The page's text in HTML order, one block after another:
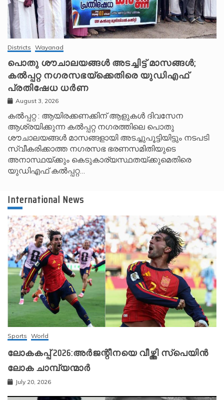
Districts Wayanad
പൊതു ശൗചാലയങ്ങൾ അടച്ചിട്ട് മാസങ്ങൾ;
കൽപ്പറ്റ നഗരസഭയ്‌ക്കെതിരെ യുഡിഎഫ്
പ്രതിഷേധ ധർണ
August 3, 2026
കൽപ്പറ്റ : ആയിരക്കണക്കിന് ആളുകൾ ദിവസേന
ആശ്രയിക്കുന്ന കൽപ്പറ്റ നഗരത്തിലെ പൊതു
ശൗചാലയങ്ങൾ മാസങ്ങളായി അടച്ചുപൂട്ടിയിട്ടും നടപടി
സ്വീകരിക്കാത്ത നഗരസഭ ഭരണസമിതിയുടെ
അനാസ്ഥയ്ക്കും കെടുകാര്യസ്ഥതയ്ക്കുമെതിരെ
യുഡിഎഫ് കൽപ്പറ്റ…
International News
Sports World
ലോകകപ്പ് 2026:അർജന്റീനയെ വീഴ്ത്തി സ്‌പെയിൻ
ലോക ചാമ്പ്യന്മാർ
July 20, 2026